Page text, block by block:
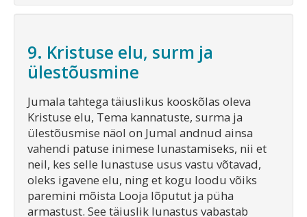
9. Kristuse elu, surm ja
ülestõusmine
Jumala tahtega täiuslikus kooskõlas oleva
Kristuse elu, Tema kannatuste, surma ja
ülestõusmise näol on Jumal andnud ainsa
vahendi patuse inimese lunastamiseks, nii et
neil, kes selle lunastuse usus vastu võtavad,
oleks igavene elu, ning et kogu loodu võiks
paremini mõista Looja lõputut ja püha
armastust. See täiuslik lunastus vabastab